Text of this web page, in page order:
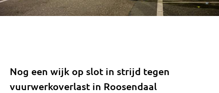
Nog een wijk op slot in strijd tegen
vuurwerkoverlast in Roosendaal